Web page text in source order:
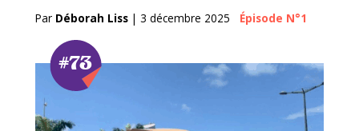
Par Déborah Liss | 3 décembre 2025 Épisode N°1
#73